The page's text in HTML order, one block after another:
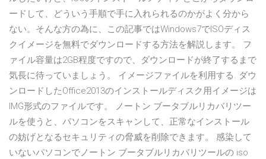
ードして、どういう手順で手に入れられるのかがよく分から
ない。そんな方の為に、この記事ではWindows7でISOディス
クイメージを無料でダウンロードする方法を解説します。 フ
ァイル容量は2GB程度ですので、ダウンロードが終了するまで
気長に待っていましょう。 イメージファイルを利用する. ダウ
ンロードしたOffice2013のインストールディスク用イメージは
IMG形式のファイルです。 ノートン ブータブルリカバリツー
ルを使うと、パソコンをスキャンして、正常なインストール
の妨げとなるセキュリティの脅威を削除できます。 感染して
いないパソコンでノートン ブータブルリカバリツールの iso